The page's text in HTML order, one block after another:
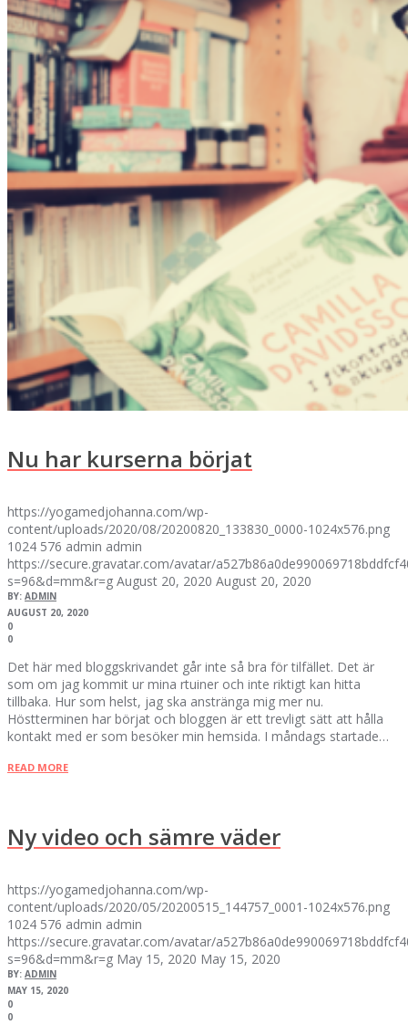
Nu har kurserna börjat
https://yogamedjohanna.com/wp-
content/uploads/2020/08/20200820_133830_0000-1024x576.png
1024 576 admin admin
https://secure.gravatar.com/avatar/
s=96&d=mm&r=g August 20, 2020 August 20, 2020
BY: ADMIN
AUGUST 20, 2020
0
0
Det här med bloggskrivandet går inte så bra för tilfället. Det är
som om jag kommit ur mina rtuiner och inte riktigt kan hitta
tillbaka. Hur som helst, jag ska anstränga mig mer nu.
Höstterminen har börjat och bloggen är ett trevligt sätt att hålla
kontakt med er som besöker min hemsida. I måndags startade…
READ MORE
Ny video och sämre väder
https://yogamedjohanna.com/wp-
content/uploads/2020/05/20200515_144757_0001-1024x576.png
1024 576 admin admin
https://secure.gravatar.com/avatar/
s=96&d=mm&r=g May 15, 2020 May 15, 2020
BY: ADMIN
MAY 15, 2020
0
0